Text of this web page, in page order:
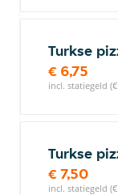
Turkse
€ 6,75
incl. statiegeld
Turkse
€ 7,50
incl. statiegeld